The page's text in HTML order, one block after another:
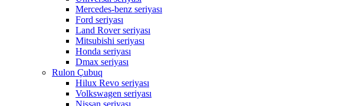
Mercedes-benz seriyası
Ford seriyası
Land Rover seriyası
Mitsubishi seriyası
Honda seriyası
Dmax seriyası
Rulon Çubuq
Hilux Revo seriyası
Volkswagen seriyası
Nissan seriyası